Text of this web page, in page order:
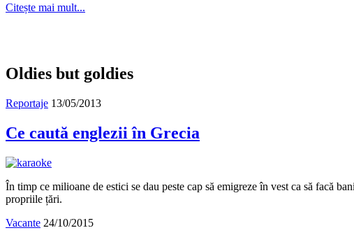
Citește mai mult...
Oldies but goldies
Reportaje 13/05/2013
Ce caută englezii în Grecia
În timp ce milioane de estici se dau peste cap să emigreze în vest ca să facă
propriile țări.
Vacante 24/10/2015